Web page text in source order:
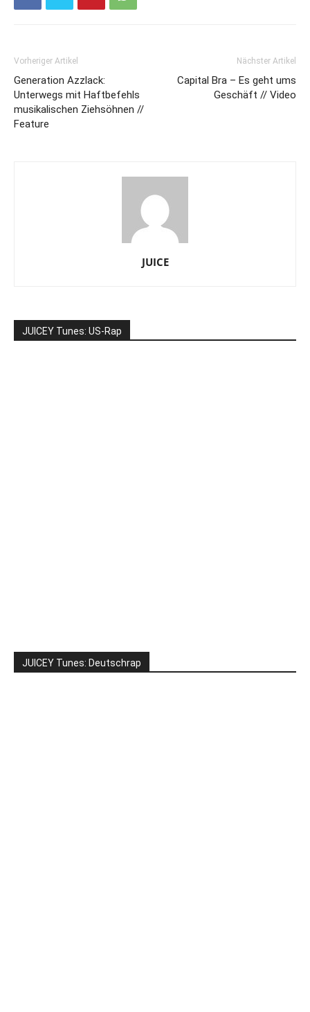
Vorheriger Artikel
Generation Azzlack:
Unterwegs mit Haftbefehls
musikalischen Ziehsöhnen //
Feature
Nächster Artikel
Capital Bra – Es geht ums
Geschäft // Video
JUICE
JUICEY Tunes: US-Rap
JUICEY Tunes: Deutschrap